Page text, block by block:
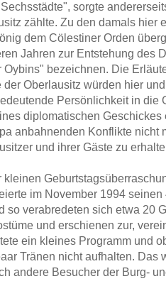
sorgte
zählte. Zu den damals hier
dem Cölestiner Orden
Jahren zur Entstehung des
bezeichnen. Die
Oberlausitz würden hier
Persönlichkeit in die
diplomatischen
anbahnenden Konflikte nicht
und ihrer Gäste zu
im November 1994
so verabredeten sich etwa 20
und erschienen zur,
ein kleines Programm und
Tränen nicht aufhalten. Das
andere Besucher der Burg-